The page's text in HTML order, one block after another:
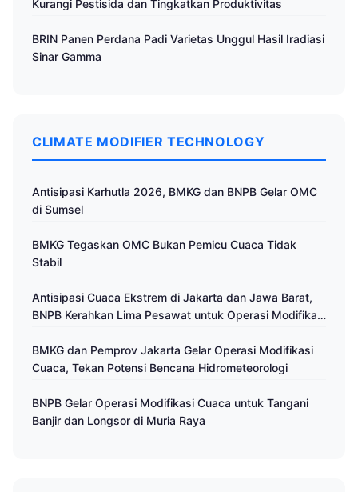
Kurangi Pestisida dan Tingkatkan Produktivitas
BRIN Panen Perdana Padi Varietas Unggul Hasil Iradiasi
Sinar Gamma
CLIMATE MODIFIER TECHNOLOGY
Antisipasi Karhutla 2026, BMKG dan BNPB Gelar OMC
di Sumsel
BMKG Tegaskan OMC Bukan Pemicu Cuaca Tidak
Stabil
Antisipasi Cuaca Ekstrem di Jakarta dan Jawa Barat,
BNPB Kerahkan Lima Pesawat untuk Operasi Modifikasi
BMKG dan Pemprov Jakarta Gelar Operasi Modifikasi
Cuaca, Tekan Potensi Bencana Hidrometeorologi
BNPB Gelar Operasi Modifikasi Cuaca untuk Tangani
Banjir dan Longsor di Muria Raya